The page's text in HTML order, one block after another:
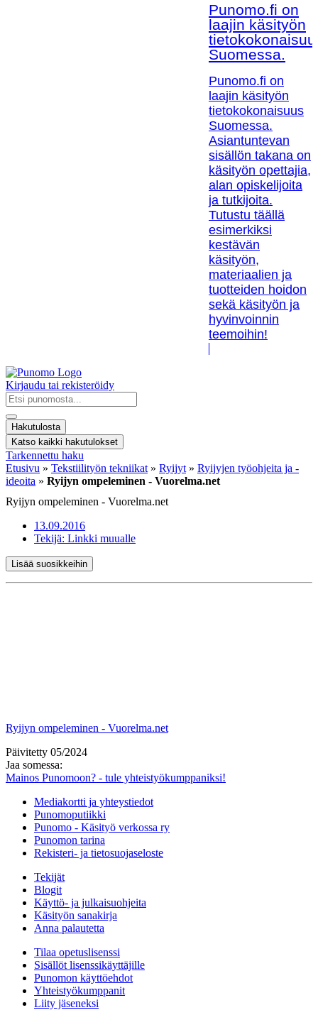
Punomo.fi on
laajin käsityön
Suomessa.
Punomo.fi on
laajin käsityön
tietokokonaisuus
Suomessa.
Asiantuntevan
sisällön takana on
käsityön opettajia,
alan opiskelijoita
ja tutkijoita.
Tutustu täällä
esimerkiksi
kestävän
käsityön,
materiaalien ja
tuotteiden hoidon
sekä käsityön ja
hyvinvoinnin
teemoihin!
Kirjaudu tai rekisteröidy
Search
...
Hakutulosta
Katso kaikki hakutulokset
Tarkennettu haku
Etusivu » Tekstiilityön tekniikat » Ryijyt » Ryijyjen työohjeita ja -
ideoita » Ryijyn ompeleminen - Vuorelma.net
Ryijyn ompeleminen - Vuorelma.net
13.09.2016
Tekijä: Linkki muualle
Lisää suosikkeihin
Ryijyn ompeleminen - Vuorelma.net
Päivitetty 05/2024
Jaa somessa:
Mainos Punomoon? - tule yhteistyökumppaniksi!
Mediakortti ja yhteystiedot
Punomoputiikki
Punomo - Käsityö verkossa ry
Punomon tarina
Rekisteri- ja tietosuojaseloste
Tekijät
Blogit
Käyttö- ja julkaisuohjeita
Käsityön sanakirja
Anna palautetta
Tilaa opetuslisenssi
Sisällöt lisenssikäyttäjille
Punomon käyttöehdot
Yhteistyökumppanit
Liity jäseneksi